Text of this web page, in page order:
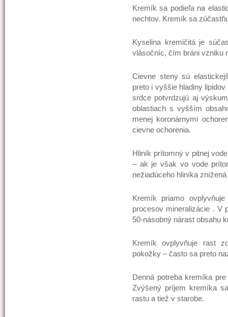
Kremík sa podieľa na
nechtov. Kremík sa
Kyselina kremičitá je
vlásočníc, čím bráni vzniku
Cievne steny sú
preto i vyššie hladiny
srdce potvrdzujú aj
oblastiach s vyšším
menej koronárnymi
cievne ochorenia.
Hliník prítomný v pitnej
– ak je však vo vode
nežiadúceho hliníka znížená
Kremík priamo
procesov mineralizácie . V
50-násobný nárast obsahu
Kremík ovplyvňuje rast
pokožky – často sa preto
Denná potreba kremíka
Zvýšený príjem kremíka
rastu a tiež v starobe.